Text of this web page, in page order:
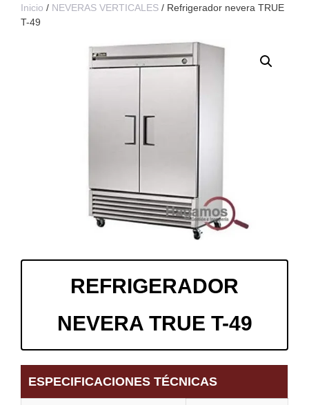
Inicio / NEVERAS VERTICALES / Refrigerador nevera TRUE
T-49
REFRIGERADOR
NEVERA TRUE T-49
ESPECIFICACIONES TÉCNICAS